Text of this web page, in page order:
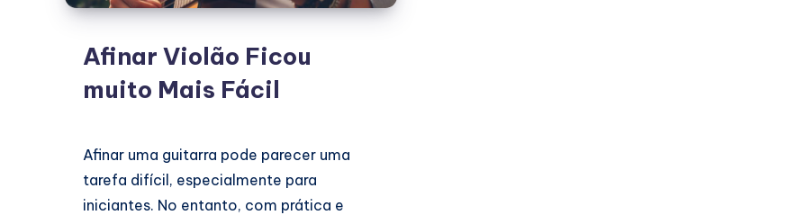
Afinar Violão Ficou
muito Mais Fácil
Afinar uma guitarra pode parecer uma
tarefa difícil, especialmente para
iniciantes. No entanto, com prática e